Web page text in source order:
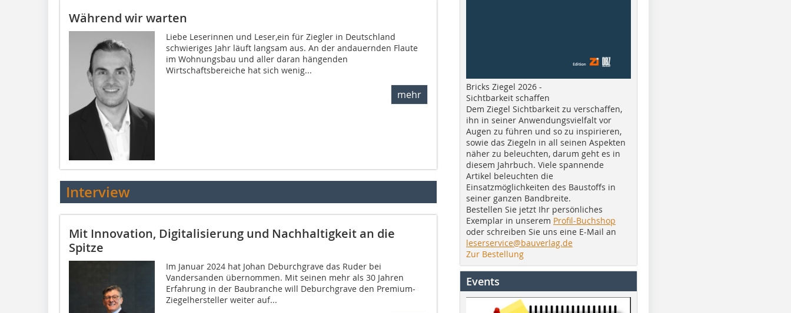
Während wir warten
Liebe Leserinnen und Leser,ein für Ziegler in Deutschland
schwieriges Jahr läuft langsam aus. An der andauernden Flaute
im Wohnungsbau und aller daran hängenden
Wirtschaftsbereiche hat sich wenig...
mehr
Interview
Mit Innovation, Digitalisierung und Nachhaltigkeit an die
Spitze
Im Januar 2024 hat Johan Deburchgrave das Ruder bei
Vandersanden übernommen. Mit seinen mehr als 30 Jahren
Erfahrung in der Baubranche will Deburchgrave den Premium-
Ziegelhersteller weiter auf...
Bricks Ziegel 2026 -
Sichtbarkeit schaffen
Dem Ziegel Sichtbarkeit zu verschaffen,
ihn in seiner Anwendungsvielfalt vor
Augen zu führen und so zu inspirieren,
sowie das Ziegeln in all seinen Aspekten
näher zu beleuchten, darum geht es in
diesem Jahrbuch. Viele spannende
Artikel beleuchten die
Einsatzmöglichkeiten des Baustoffs in
seiner ganzen Bandbreite.
Bestellen Sie jetzt Ihr persönliches
Exemplar in unserem Profil-Buchshop
oder schreiben Sie uns eine E-Mail an
leserservice@bauverlag.de
Zur Bestellung
Events